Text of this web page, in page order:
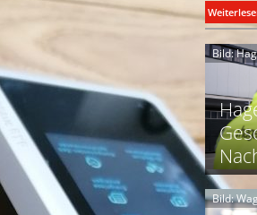
Bild:
Bild: